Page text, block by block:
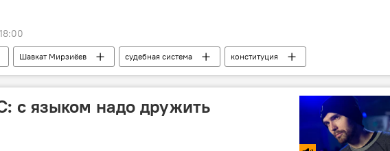
Шавкат Мирзиёев судебная система
конституция
законодательство поправки Политика
с языком надо дружить